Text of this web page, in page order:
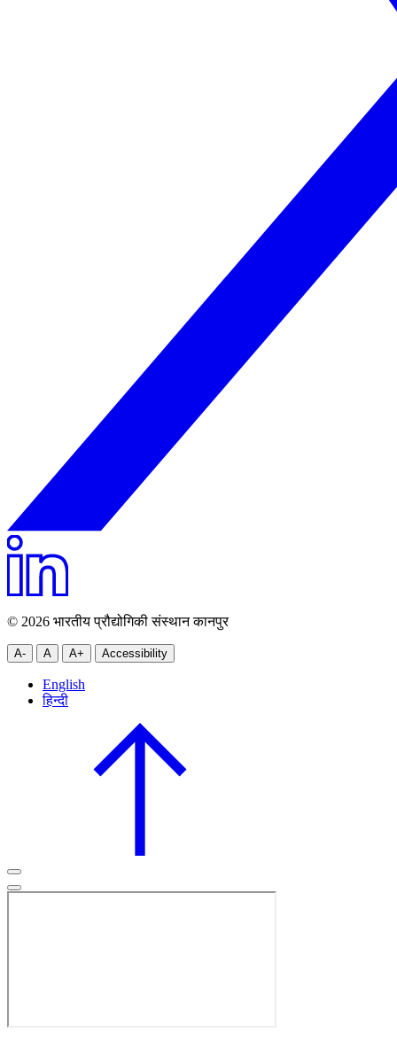
© 2026 भारतीय प्रौद्योगिकी संस्थान कानपुर
A- A A+ Accessibility
English
हिन्दी